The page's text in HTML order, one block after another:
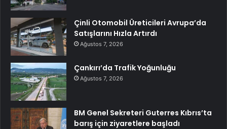
Çinli Otomobil Üreticileri Avrupa’da
Satışlarını Hızla Artırdı
Ağustos 7, 2026
Çankırı’da Trafik Yoğunluğu
Ağustos 7, 2026
BM Genel Sekreteri Guterres Kıbrıs’ta
barış için ziyaretlere başladı